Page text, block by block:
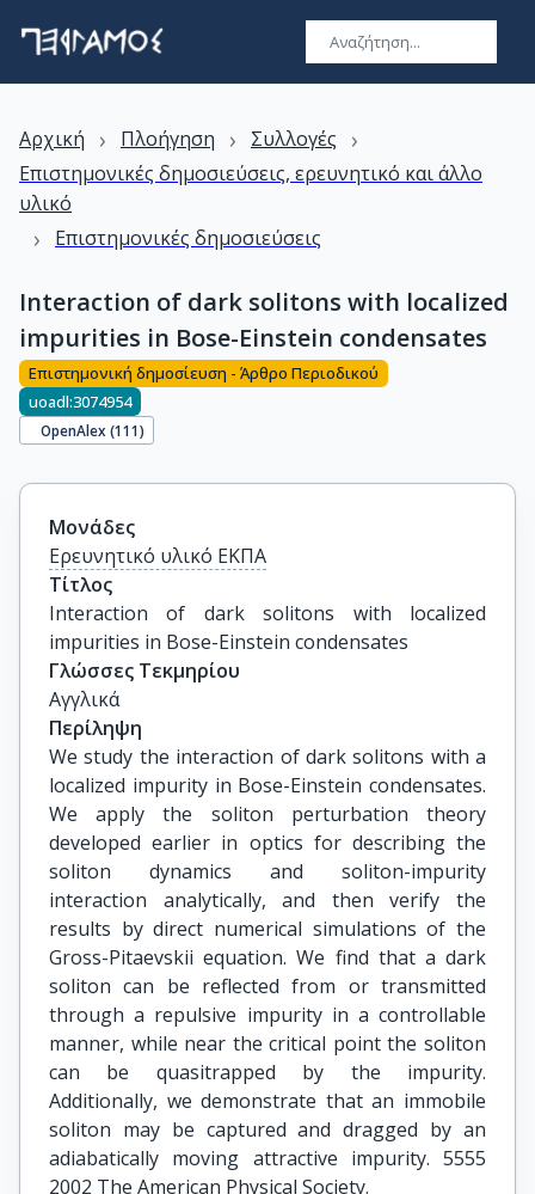
Αρχική › Πλοήγηση › Συλλογές ›
Επιστημονικές δημοσιεύσεις, ερευνητικό και άλλο
υλικό
› Επιστημονικές δημοσιεύσεις
Interaction of dark solitons with localized
impurities in Bose-Einstein condensates
Επιστημονική δημοσίευση - Άρθρο Περιοδικού
uoadl:3074954
OpenAlex (111)
Μονάδες
Ερευνητικό υλικό ΕΚΠΑ
Τίτλος
Interaction of dark solitons with localized
impurities in Bose-Einstein condensates
Γλώσσες Τεκμηρίου
Αγγλικά
Περίληψη
We study the interaction of dark solitons with a
localized impurity in Bose-Einstein condensates.
We apply the soliton perturbation theory
developed earlier in optics for describing the
soliton dynamics and soliton-impurity
interaction analytically, and then verify the
results by direct numerical simulations of the
Gross-Pitaevskii equation. We find that a dark
soliton can be reflected from or transmitted
through a repulsive impurity in a controllable
manner, while near the critical point the soliton
can be quasitrapped by the impurity.
Additionally, we demonstrate that an immobile
soliton may be captured and dragged by an
adiabatically moving attractive impurity. 5555
2002 The American Physical Society.